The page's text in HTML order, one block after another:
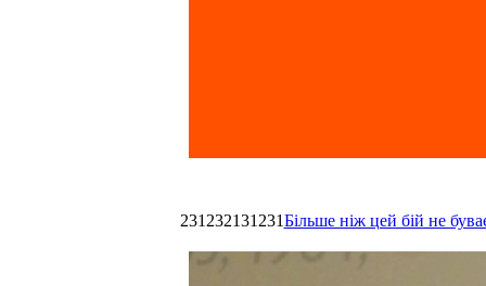
231232131231Більше ніж цей бій не